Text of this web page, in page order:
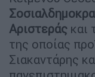
Αριστεράς και
της οποίας
Σιακαντάρης